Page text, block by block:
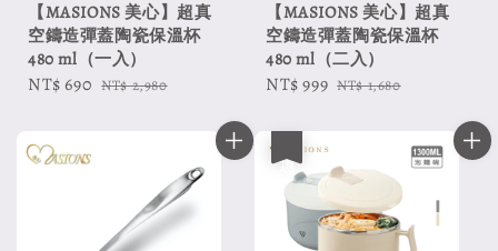
【MASIONS 美心】超真
空鑄造彈蓋陶瓷保溫杯
480 ml（一入）
Sale
NT$ 690 Regular
NT$ 2,980
【MASIONS 美心】超真
空鑄造彈蓋陶瓷保溫杯
480 ml（二入）
Sale
NT$ 999 Regular
NT$ 1,680